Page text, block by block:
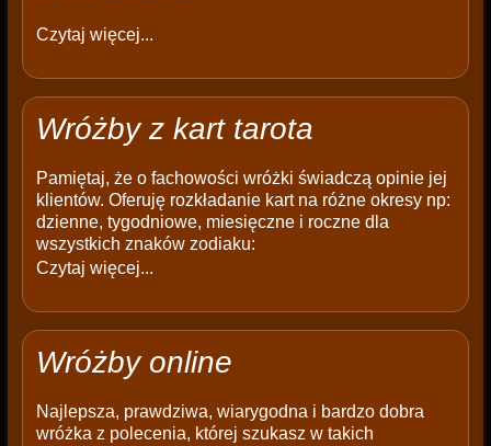
Czytaj więcej...
Wróżby z kart tarota
Pamiętaj, że o fachowości wróżki świadczą opinie jej
klientów. Oferuję rozkładanie kart na różne okresy np:
dzienne, tygodniowe, miesięczne i roczne dla
wszystkich znaków zodiaku:
Czytaj więcej...
Wróżby online
Najlepsza, prawdziwa, wiarygodna i bardzo dobra
wróżka z polecenia, której szukasz w takich